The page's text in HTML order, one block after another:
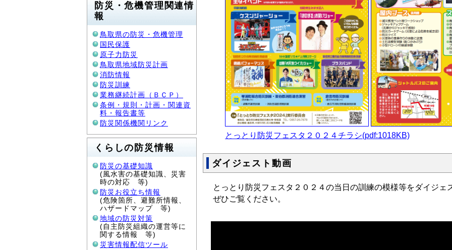
防災・危機管理関連情
報
鳥取県の防災・危機管理
国民保護
原子力防災
鳥取県地域防災計画
消防情報
防災訓練
業務継続計画（ＢＣＰ）
条例・規則・計画・関連資
料・報告書等
防災関係機関リンク
くらしの防災情報
防災の基礎知識
(風水害の基礎知識、災害
時の対応 等)
防災お役立ち情報
(危険箇所、避難所情報、
ハザードマップ 等)
地域の防災対策
(自主防災組織の運営等に
関する情報 等)
災害情報配信ツール
とっとり防災フェスタ２０２４チラシ(pdf:1018KB)
ダイジェスト動画
とっとり防災フェスタ２０２４の当日の訓練の模様等をダイジェ
ぜひご覧ください。